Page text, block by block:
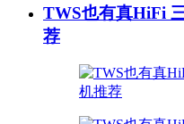
TWS也有真HiFi
荐